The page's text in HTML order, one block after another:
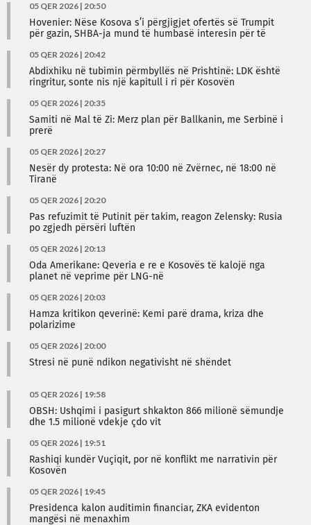
05 QER 2026 | 20:50
Hovenier: Nëse Kosova s’i përgjigjet ofertës së Trumpit
për gazin, SHBA-ja mund të humbasë interesin për të
05 QER 2026 | 20:42
Abdixhiku në tubimin përmbyllës në Prishtinë: LDK është
ringritur, sonte nis një kapitull i ri për Kosovën
05 QER 2026 | 20:35
Samiti në Mal të Zi: Merz plan për Ballkanin, me Serbinë i
prerë
05 QER 2026 | 20:27
Nesër dy protesta: Në ora 10:00 në Zvërnec, në 18:00 në
Tiranë
05 QER 2026 | 20:20
Pas refuzimit të Putinit për takim, reagon Zelensky: Rusia
po zgjedh përsëri luftën
05 QER 2026 | 20:13
Oda Amerikane: Qeveria e re e Kosovës të kalojë nga
planet në veprime për LNG-në
05 QER 2026 | 20:03
Hamza kritikon qeverinë: Kemi parë drama, kriza dhe
polarizime
05 QER 2026 | 20:00
Stresi në punë ndikon negativisht në shëndet
05 QER 2026 | 19:58
OBSH: Ushqimi i pasigurt shkakton 866 milionë sëmundje
dhe 1.5 milionë vdekje çdo vit
05 QER 2026 | 19:51
Rashiqi kundër Vuçiqit, por në konflikt me narrativin për
Kosovën
05 QER 2026 | 19:45
Presidenca kalon auditimin financiar, ZKA evidenton
mangësi në menaxhim